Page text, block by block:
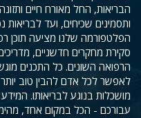
הבריאות, החל מאורח חיים
ותסמינים שכיחים, ועד לבריאות
הפלטפורמה שלנו מציעה תוכן
סקירת מחקרים חדשניים,
הרפואה השונים. כל התכנים
לאפשר לכל אדם להבין טוב
מושכלות בנוגע לבריאותו.
עבורכם - הכל במקום אחד, מהימן